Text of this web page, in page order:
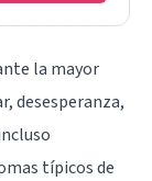
la mayor
desesperanza,
típicos de